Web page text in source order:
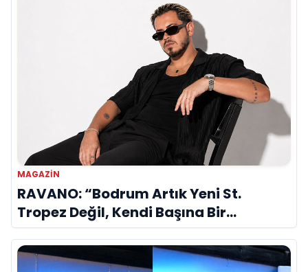
MAGAZİN
RAVANO: “Bodrum Artık Yeni St.
Tropez Değil, Kendi Başına Bir
Referans”